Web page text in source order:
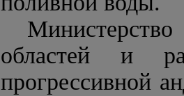
областей и
прогрессивной